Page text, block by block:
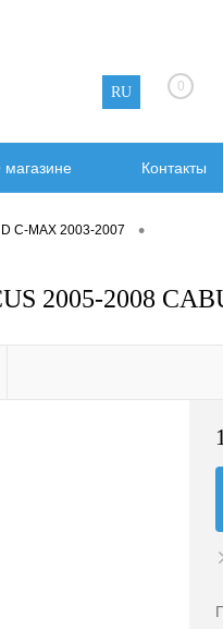
RU 0
Контакты
C-MAX 2003-2007 •
2005-2008